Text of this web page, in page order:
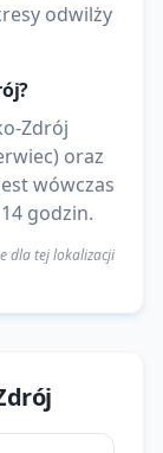
odwilży
?
Zdrój
oraz
wówczas
godzin.
dla tej lokalizacji